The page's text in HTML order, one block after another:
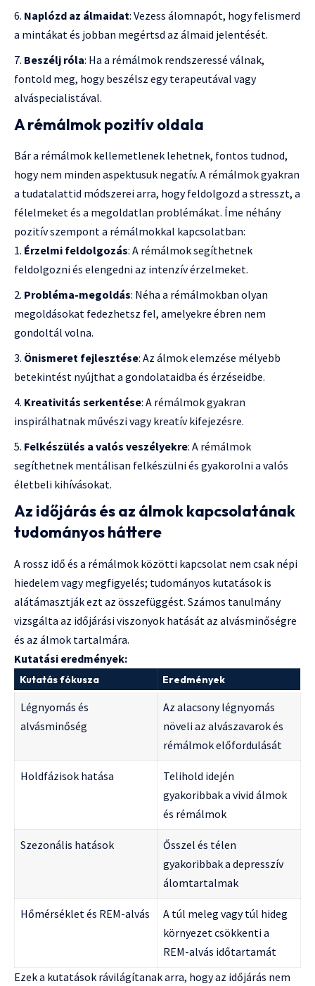
Naplózd az álmaidat: Vezess álomnapót, hogy felismerd
a mintákat és jobban megértsd az álmaid jelentését.
Beszélj róla: Ha a rémálmok rendszeressé válnak,
fontold meg, hogy beszélsz egy terapeutával vagy
alváspecialistával.
A rémálmok pozitív oldala
Bár a rémálmok kellemetlenek lehetnek, fontos tudnod,
hogy nem minden aspektusuk negatív. A rémálmok gyakran
a tudatalattid módszerei arra, hogy feldolgozd a stresszt, a
félelmeket és a megoldatlan problémákat. Íme néhány
pozitív szempont a rémálmokkal kapcsolatban:
Érzelmi feldolgozás: A rémálmok segíthetnek
feldolgozni és elengedni az intenzív érzelmeket.
Probléma-megoldás: Néha a rémálmokban olyan
megoldásokat fedezhetsz fel, amelyekre ébren nem
gondoltál volna.
Önismeret fejlesztése: Az álmok elemzése mélyebb
betekintést nyújthat a gondolataidba és érzéseidbe.
Kreativitás serkentése: A rémálmok gyakran
inspirálhatnak művészi vagy kreatív kifejezésre.
Felkészülés a valós veszélyekre: A rémálmok
segíthetnek mentálisan felkészülni és gyakorolni a valós
életbeli kihívásokat.
Az időjárás és az álmok kapcsolatának
tudományos háttere
A rossz idő és a rémálmok közötti kapcsolat nem csak népi
hiedelem vagy megfigyelés; tudományos kutatások is
alátámasztják ezt az összefüggést. Számos tanulmány
vizsgálta az időjárási viszonyok hatását az alvásminőségre
és az álmok tartalmára.
Kutatási eredmények:
Kutatás fókusza Eredmények
Légnyomás és
alvásminőség
Az alacsony légnyomás
növeli az alvászavarok és
rémálmok előfordulását
Holdfázisok hatása
Telihold idején
gyakoribbak a vivid álmok
és rémálmok
Szezonális hatások
Ősszel és télen
gyakoribbak a depresszív
álomtartalmak
Hőmérséklet és REM-alvás
A túl meleg vagy túl hideg
környezet csökkenti a
REM-alvás időtartamát
Ezek a kutatások rávilágítanak arra, hogy az időjárás nem